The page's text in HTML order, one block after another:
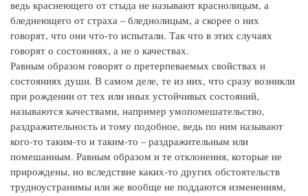
ведь краснеющего от стыда не называют краснолицым, а
бледнеющего от страха – бледнолицым, а скорее о них
говорят, что они что-то испытали. Так что в этих случаях
говорят о состояниях, а не о качествах.
Равным образом говорят о претерпеваемых свойствах и
состояниях души. В самом деле, те из них, что сразу возникли
при рождении от тех или иных устойчивых состояний,
называются качествами, например умопомешательство,
раздражительность и тому подобное, ведь по ним называют
кого-то таким-то и таким-то – раздражительным или
помешанным. Равным образом и те отклонения, которые не
прирождены, но вследствие каких-то других обстоятельств
трудноустранимы или же вообще не поддаются изменениям,